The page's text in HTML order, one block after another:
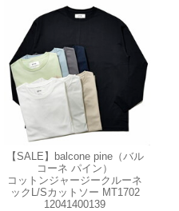
【SALE】
balcone pine（バル
コーネ パイン）
コットンジャージークルーネ
ックL/Sカットソー MT1702
12041400139